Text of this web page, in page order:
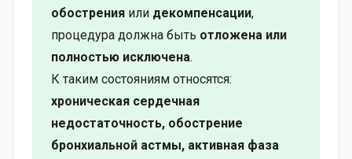
обострения или декомпенсации,
процедура должна быть отложена или
полностью исключена.
К таким состояниям относятся:
хроническая сердечная
недостаточность, обострение
бронхиальной астмы, активная фаза